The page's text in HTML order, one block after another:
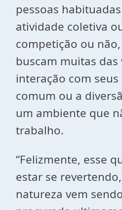
pessoas
atividade coletiva
competição ou
buscam muitas das
interação com seus
comum ou a
um ambiente que
trabalho.
“Felizmente, esse
estar se
natureza vem